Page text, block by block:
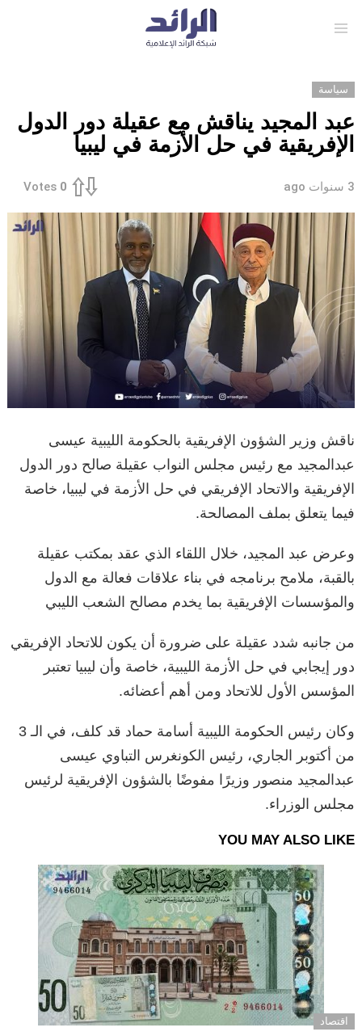
سياسة
عبد المجيد يناقش مع عقيلة دور الدول
الإفريقية في حل الأزمة في ليبيا
3 سنوات ago 0
Votes
ناقش وزير الشؤون الإفريقية بالحكومة الليبية عيسى
عبدالمجيد مع رئيس مجلس النواب عقيلة صالح دور الدول
الإفريقية والاتحاد الإفريقي في حل الأزمة في ليبيا، خاصة
فيما يتعلق بملف المصالحة.
وعرض عبد المجيد، خلال اللقاء الذي عقد بمكتب عقيلة
بالقبة، ملامح برنامجه في بناء علاقات فعالة مع الدول
والمؤسسات الإفريقية بما يخدم مصالح الشعب الليبي
من جانبه شدد عقيلة على ضرورة أن يكون للاتحاد الإفريقي
دور إيجابي في حل الأزمة الليبية، خاصة وأن ليبيا تعتبر
المؤسس الأول للاتحاد ومن أهم أعضائه.
وكان رئيس الحكومة الليبية أسامة حماد قد كلف، في الـ 3
من أكتوبر الجاري، رئيس الكونغرس التباوي عيسى
عبدالمجيد منصور وزيرًا مفوضًا بالشؤون الإفريقية لرئيس
مجلس الوزراء.
YOU MAY ALSO LIKE
اقتصاد